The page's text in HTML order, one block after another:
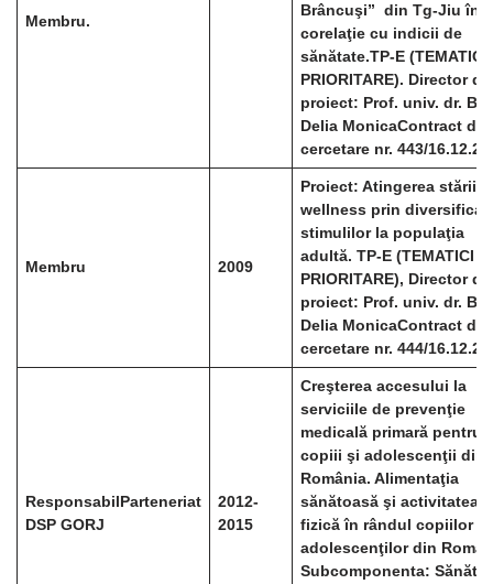
Membru.
Brâncuşi” din Tg-Jiu în
corelaţie cu indicii de
sănătate.TP-E (TEMATICI
PRIORITARE). Director de
proiect: Prof. univ. dr.
Delia MonicaContract de
cercetare nr. 443/
Membru 2009
Proiect: Atingerea stării
wellness prin
stimulilor la populaţia
adultă. TP-E (TEMATICI
PRIORITARE), Director de
proiect: Prof. univ. dr.
Delia MonicaContract de
cercetare nr. 444/
Responsabil Parteneriat
DSP GORJ
2012-
2015
Creşterea accesului la
serviciile de prevenţie
medicală primară pentru
copiii şi adolescenţii din
România. Alimentaţia
sănătoasă şi activitatea
fizică în rândul copiilor şi
adolescenţilor din
Subcomponenta: